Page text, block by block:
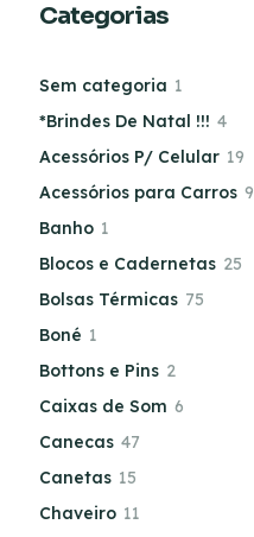
Categorias
Sem categoria 1
*Brindes De Natal !!! 4
Acessórios P/ Celular 19
Acessórios para Carros 9
Banho 1
Blocos e Cadernetas 25
Bolsas Térmicas 75
Boné 1
Bottons e Pins 2
Caixas de Som 6
Canecas 47
Canetas 15
Chaveiro 11